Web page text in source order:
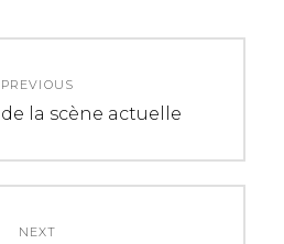
PREVIOUS
la scène actuelle
NEXT